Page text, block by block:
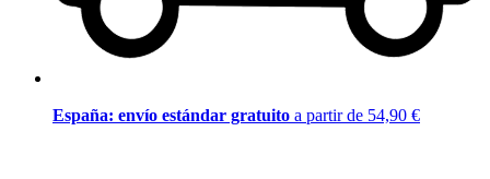
España: envío estándar gratuito a partir de 54,90 €